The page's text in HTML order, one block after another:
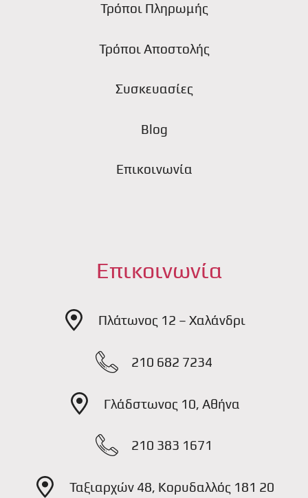
Τρόποι Πληρωμής
Τρόποι Αποστολής
Συσκευασίες
Blog
Επικοινωνία
Επικοινωνία
Πλάτωνος 12 – Χαλάνδρι
210 682 7234
Γλάδστωνος 10, Αθήνα
210 383 1671
Ταξιαρχών 48, Κορυδαλλός 181 20